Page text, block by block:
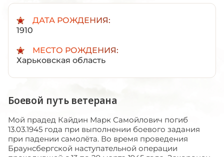
ДАТА РОЖДЕНИЯ:
1910
МЕСТО РОЖДЕНИЯ:
Харьковская область
Боевой путь ветерана
Мой прадед Кайдин Марк Самойлович погиб
13.03.1945 года при выполнении боевого задания
при падении самолёта. Во время проведения
Браунсбергской наступательной операции